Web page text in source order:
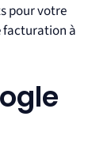
pour votre
facturation à